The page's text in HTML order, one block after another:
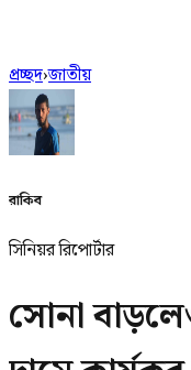
প্রচ্ছদ›জাতীয়
রাকিব
সিনিয়র রিপোর্টার
সোনা